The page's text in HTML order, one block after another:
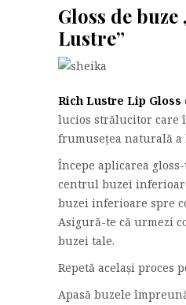
Gloss de buze
Lustre”
Rich Lustre Lip Gloss
lucios strălucitor care
frumusețea naturală a
Începe aplicarea
centrul buzei
buzei inferioare spre
Asigură-te că urmezi
buzei tale.
Repetă același proces
Apasă buzele